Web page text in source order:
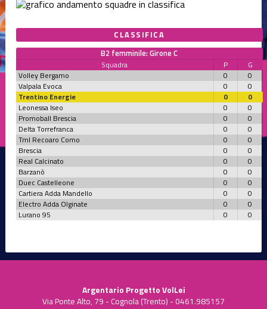
CLASSIFICA
B2 femminile: Girone C
Squadra P
G
Volley Bergamo
0
0
Valpala Evoca
0
0
Trentino Energie
0
0
Leonessa Iseo
0
0
Promoball Brescia
0
0
Delta Torrefranca
0
0
Tml Recoaro Como
0
0
Brescia
0
0
Real Calcinato
0
0
Barzanò
0
0
Duec Castelleone
0
0
Cartiera Adda Mandello
0
0
Electro Adda Olginate
0
0
Lurano 95
0 0
Argentario Progetto VolLei
Via Ponte Alto, 79 - Cognola (Trento) - 0461.985157